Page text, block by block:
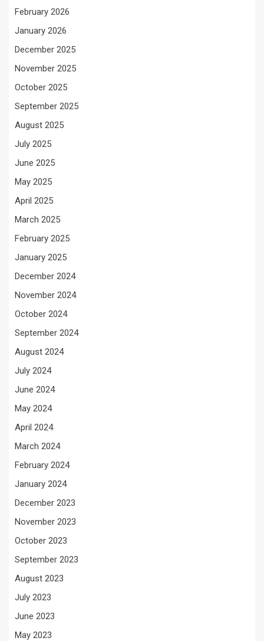
February 2026
January 2026
December 2025
November 2025
October 2025
September 2025
August 2025
July 2025
June 2025
May 2025
April 2025
March 2025
February 2025
January 2025
December 2024
November 2024
October 2024
September 2024
August 2024
July 2024
June 2024
May 2024
April 2024
March 2024
February 2024
January 2024
December 2023
November 2023
October 2023
September 2023
August 2023
July 2023
June 2023
May 2023